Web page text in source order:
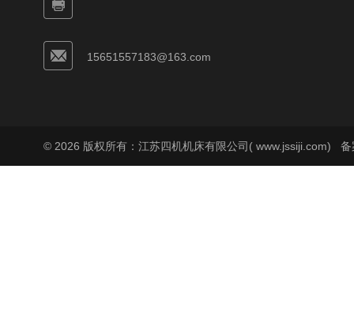
15651557183@163.com
© 2026 版权所有：江苏四机机床有限公司( www.jssiji.com) 备